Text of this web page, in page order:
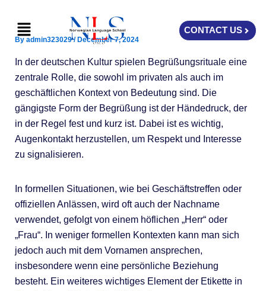
content
Menu CONTACT US
By admin323029/ December 7, 2024
In der deutschen Kultur spielen Begrüßungsrituale eine
zentrale Rolle, die sowohl im privaten als auch im
geschäftlichen Kontext von Bedeutung sind. Die
gängigste Form der Begrüßung ist der Händedruck, der
in der Regel fest und kurz ist. Dabei ist es wichtig,
Augenkontakt herzustellen, um Respekt und Interesse
zu signalisieren.
In formellen Situationen, wie bei Geschäftstreffen oder
offiziellen Anlässen, wird oft auch der Nachname
verwendet, gefolgt von einem höflichen „Herr“ oder
„Frau“. In weniger formellen Kontexten kann man sich
jedoch auch mit dem Vornamen ansprechen,
insbesondere wenn eine persönliche Beziehung
besteht. Ein weiteres wichtiges Element der Etikette in